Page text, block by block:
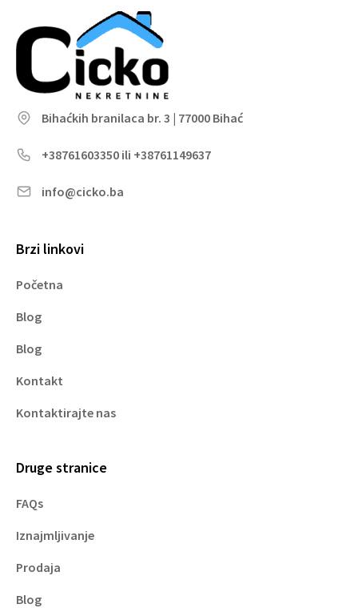
Bihaćkih branilaca br. 3 | 77000 Bihać
+38761603350 ili +38761149637
info@cicko.ba
Brzi linkovi
Početna
Blog
Blog
Kontakt
Kontaktirajte nas
Druge stranice
FAQs
Iznajmljivanje
Prodaja
Blog